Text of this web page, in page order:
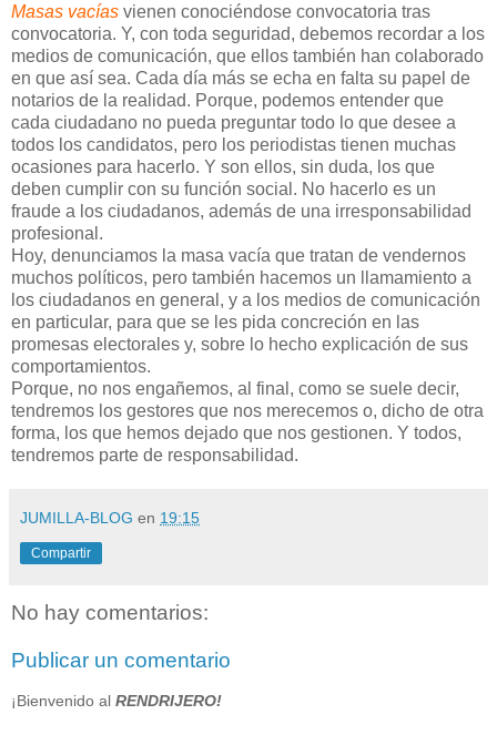
Masas vacías vienen conociéndose convocatoria tras
convocatoria. Y, con toda seguridad, debemos recordar a los
medios de comunicación, que ellos también han colaborado
en que así sea. Cada día más se echa en falta su papel de
notarios de la realidad. Porque, podemos entender que
cada ciudadano no pueda preguntar todo lo que desee a
todos los candidatos, pero los periodistas tienen muchas
ocasiones para hacerlo. Y son ellos, sin duda, los que
deben cumplir con su función social. No hacerlo es un
fraude a los ciudadanos, además de una irresponsabilidad
profesional.
Hoy, denunciamos la masa vacía que tratan de vendernos
muchos políticos, pero también hacemos un llamamiento a
los ciudadanos en general, y a los medios de comunicación
en particular, para que se les pida concreción en las
promesas electorales y, sobre lo hecho explicación de sus
comportamientos.
Porque, no nos engañemos, al final, como se suele decir,
tendremos los gestores que nos merecemos o, dicho de otra
forma, los que hemos dejado que nos gestionen. Y todos,
tendremos parte de responsabilidad.
JUMILLA-BLOG en 19:15
Compartir
No hay comentarios:
Publicar un comentario
¡Bienvenido al RENDRIJERO!